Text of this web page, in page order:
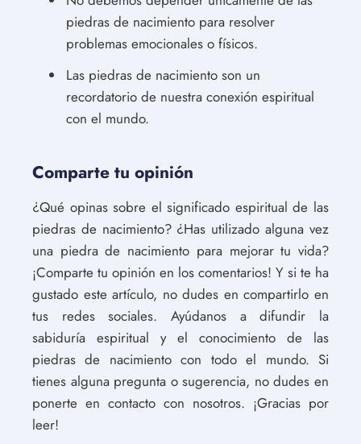
piedras de nacimiento para resolver
problemas emocionales o físicos.
Las piedras de nacimiento son un
recordatorio de nuestra conexión espiritual
con el mundo.
Comparte tu opinión
¿Qué opinas sobre el significado espiritual de las
piedras de nacimiento? ¿Has utilizado alguna vez
una piedra de nacimiento para mejorar tu vida?
¡Comparte tu opinión en los comentarios! Y si te ha
gustado este artículo, no dudes en compartirlo en
tus redes sociales. Ayúdanos a difundir la
sabiduría espiritual y el conocimiento de las
piedras de nacimiento con todo el mundo. Si
tienes alguna pregunta o sugerencia, no dudes en
ponerte en contacto con nosotros. ¡Gracias por
leer!